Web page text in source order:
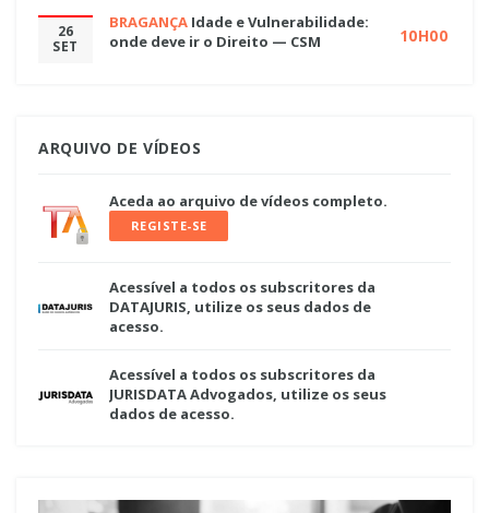
26
SET
BRAGANÇA Idade e Vulnerabilidade:
onde deve ir o Direito — CSM
10H00
ARQUIVO DE VÍDEOS
Aceda ao arquivo de vídeos completo.
REGISTE-SE
Acessível a todos os subscritores da
DATAJURIS, utilize os seus dados de
acesso.
Acessível a todos os subscritores da
JURISDATA Advogados, utilize os seus
dados de acesso.